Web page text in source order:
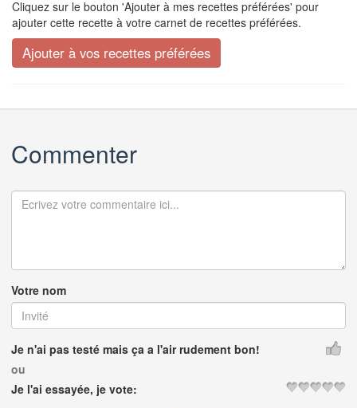
Cliquez sur le bouton 'Ajouter à mes recettes préférées' pour
ajouter cette recette à votre carnet de recettes préférées.
Commenter
Votre nom
Je n'ai pas testé mais ça a l'air rudement bon!
ou
Je l'ai essayée, je vote: